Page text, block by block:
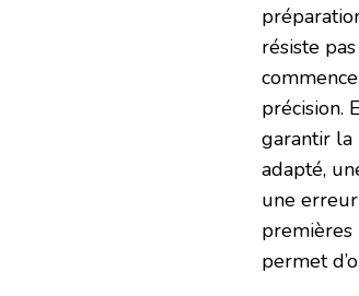
résiste
précision.
garantir la
adapté,
une
premières
permet